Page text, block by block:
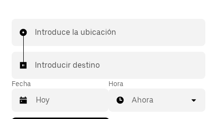
Introduce la ubicación
Introducir destino
Fecha Hora
Ahora